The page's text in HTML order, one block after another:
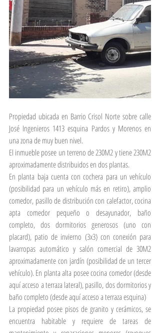
Propiedad ubicada en Barrio Crisol Norte sobre calle
José Ingenieros 1413 esquina Pardos y Morenos en
una zona de muy buen nivel.
El inmueble posee un terreno de 230M2 y tiene 230M2
aproximadamente distribuidos en dos plantas.
En planta baja cuenta con cochera para un vehículo
(posibilidad para un vehículo más en retiro), amplio
comedor, pasillo de distribución con calefactor, cocina
apta comedor pequeño o desayunador, baño
completo, dos dormitorios generosos (uno con
placard), patio de invierno (3x3) con conexión para
lavarropas automático y salón comercial de 30M2
aproximadamente con jardín (posibilidad de un tercer
vehículo). En planta alta posee cocina comedor (desde
aquí acceso a terraza lateral), pasillo, dos dormitorios y
baño completo (desde aquí acceso a terraza esquina)
La propiedad posee pisos de granito y cerámicos, se
encuentra habitable y requiere de tareas de